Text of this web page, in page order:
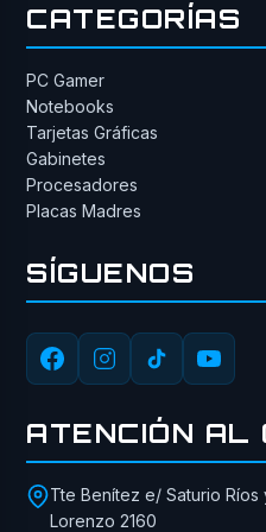
CATEGORÍAS
PC Gamer
Notebooks
Tarjetas Gráficas
Gabinetes
Procesadores
Placas Madres
SÍGUENOS
ATENCIÓN AL
Tte Benítez e/ Saturio
Lorenzo 2160